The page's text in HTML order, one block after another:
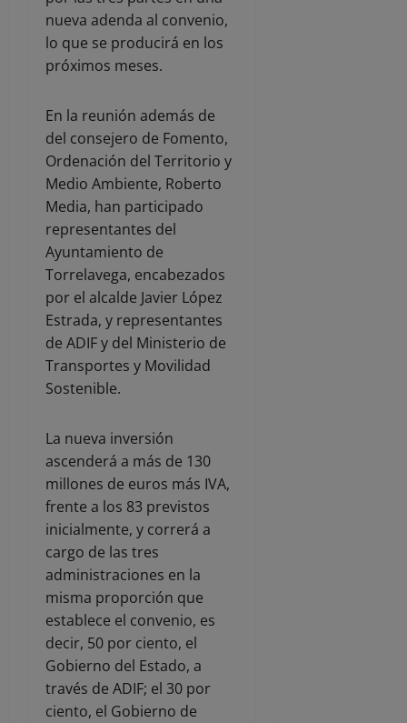
nueva adenda al convenio,
lo que se producirá en los
próximos meses.
En la reunión además de
del consejero de Fomento,
Ordenación del Territorio y
Medio Ambiente, Roberto
Media, han participado
representantes del
Ayuntamiento de
Torrelavega, encabezados
por el alcalde Javier López
Estrada, y representantes
de ADIF y del Ministerio de
Transportes y Movilidad
Sostenible.
La nueva inversión
ascenderá a más de 130
millones de euros más IVA,
frente a los 83 previstos
inicialmente, y correrá a
cargo de las tres
administraciones en la
misma proporción que
establece el convenio, es
decir, 50 por ciento, el
Gobierno del Estado, a
través de ADIF; el 30 por
ciento, el Gobierno de